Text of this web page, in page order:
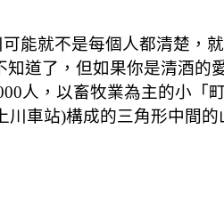
能就不是每個人都清楚，
道了，但如果你是清酒的
人，以畜牧業為主的小「
車站)構成的三角形中間的